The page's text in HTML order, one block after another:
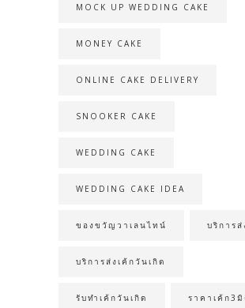
MOCK UP WEDDING CAKE
MONEY CAKE
ONLINE CAKE DELIVERY
SNOOKER CAKE
WEDDING CAKE
WEDDING CAKE IDEA
ของขวัญวาเลนไทน์ บริการส่
บริการส่งเค้กวันเกิด
รับทำเค้กวันเกิด ราคาเค้ก3มิ